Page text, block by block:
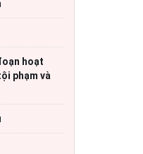
Cục CSGT đường bộ
Sở Giao thông vận tải tỉnh
Cục Đăng kiểm Việt Nam
hoạt
phạm và